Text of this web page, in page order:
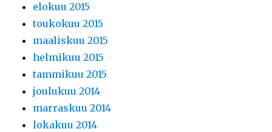
elokuu 2015
toukokuu 2015
maaliskuu 2015
helmikuu 2015
tammikuu 2015
joulukuu 2014
marraskuu 2014
lokakuu 2014